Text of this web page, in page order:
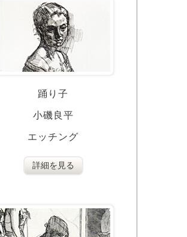
踊り子
小磯良平
エッチング
詳細を見る